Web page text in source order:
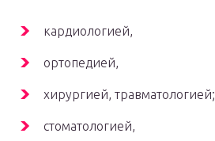
кардиологией,
ортопедией,
хирургией, травматологией;
стоматологией,